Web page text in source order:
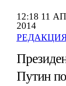
12:18 11
2014
Путин